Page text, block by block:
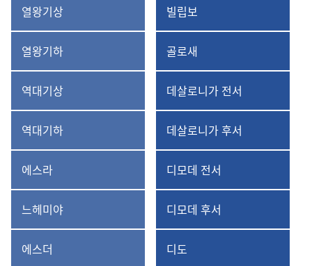
열왕기상
열왕기상
열왕기하
열왕기하
역대기상
역대기상
역대기하
역대기하
에스라
에스라
느헤미야
느헤미야
에스더
에스더
빌립보서
빌립보
골로새서
골로새
데살로니가
전서
데살로니가 전서
데살로니가
후서
데살로니가 후서
디모데
전서
디모데 전서
디모데
후서
디모데 후서
디도서
디도